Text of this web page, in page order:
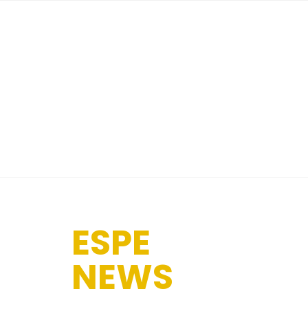
ESPE
NEWS